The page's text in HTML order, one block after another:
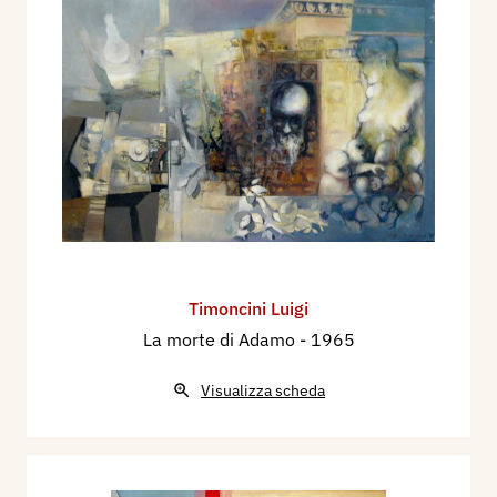
Timoncini Luigi
La morte di Adamo - 1965
Visualizza scheda